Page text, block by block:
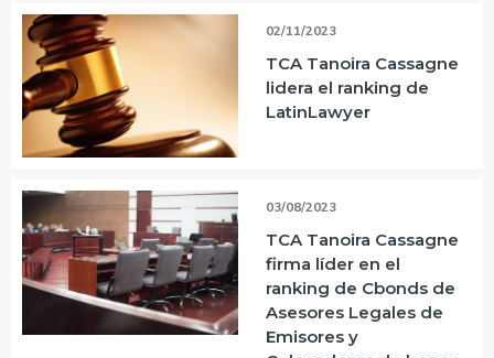
02/11/2023
TCA Tanoira Cassagne
lidera el ranking de
LatinLawyer
03/08/2023
TCA Tanoira Cassagne
firma líder en el
ranking de Cbonds de
Asesores Legales de
Emisores y